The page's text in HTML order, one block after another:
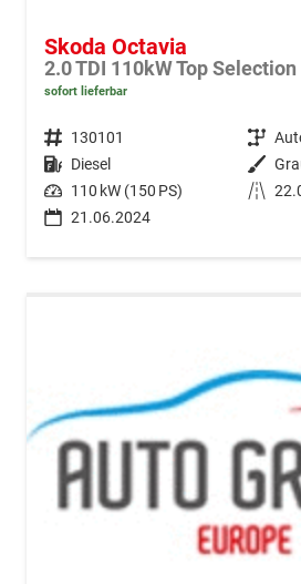
Skoda Octavia
2.0 TDI 110kW Top Selection
sofort lieferbar
Fahrzeugnr. 130101 Getriebe
Kraftstoff Diesel Außenfarbe
Leistung 110 kW (150 PS) Kilometerstand
21.06.2024